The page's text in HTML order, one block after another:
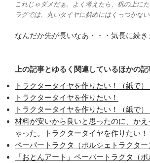
これじゃダメだぁ。よく考えたら、机の上に
ラグでは、丸いタイヤに斜めにはくっつかない
なんだか先が長いなあ・・・気長に続き
上の記事とゆるく関連しているほかの記
トラクタータイヤを作りたい！（紙で）
トラクタータイヤを作りたい！
トラクタータイヤを作りたい！（紙で）
材料が安いから良いと思ったのに、かえ
ゃった。トラクタータイヤを作りたい
ペーパートラクタ（ポルシェトラクター
「おとんアート」ペーパートラクタ（